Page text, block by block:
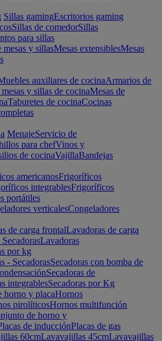
Sillas gamingEscritorios gaming
Sillas de comedorSillas
para sillas
y sillasMesas extensiblesMesas
auxiliares de cocinaArmarios de
y sillas de cocinaMesas de
Taburetes de cocinaCocinas
MenajeServicio de
para chefVinos y
de cocinaVajillaBandejas
americanosFrigoríficos
integrablesFrigoríficos
portátiles
verticalesCongeladores
de carga frontalLavadoras de carga
Lavadoras
por kg
- SecadorasSecadoras con bomba de
Secadoras de
integrablesSecadoras por Kg
horno y placaHornos
pirolíticosHornos multifunción
de horno y
de inducciónPlacas de gas
60cmLavavajillas 45cmLavavajillas